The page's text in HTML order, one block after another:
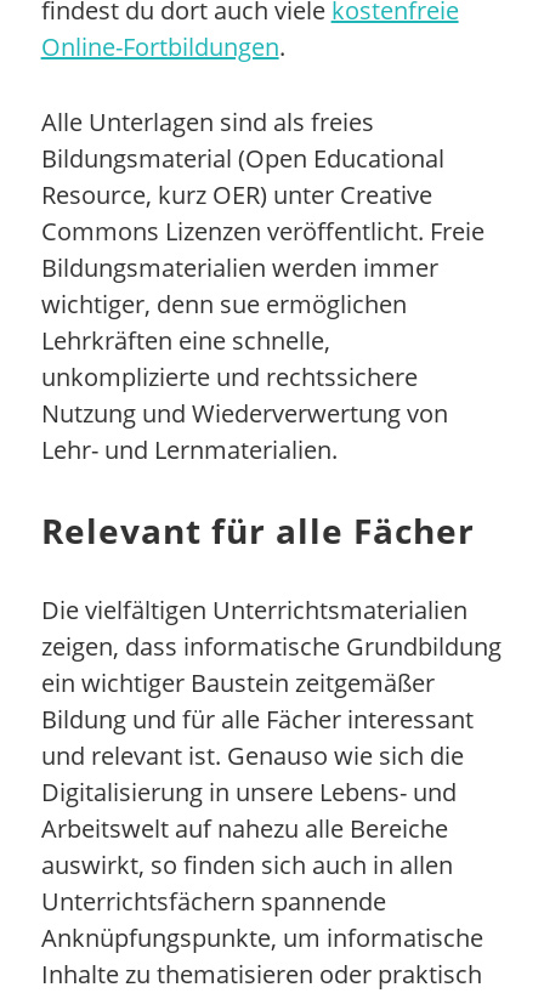
findest du dort auch viele kostenfreie
Online-Fortbildungen.
Alle Unterlagen sind als freies
Bildungsmaterial (Open Educational
Resource, kurz OER) unter Creative
Commons Lizenzen veröffentlicht. Freie
Bildungsmaterialien werden immer
wichtiger, denn sue ermöglichen
Lehrkräften eine schnelle,
unkomplizierte und rechtssichere
Nutzung und Wiederverwertung von
Lehr- und Lernmaterialien.
Relevant für alle Fächer
Die vielfältigen Unterrichtsmaterialien
zeigen, dass informatische Grundbildung
ein wichtiger Baustein zeitgemäßer
Bildung und für alle Fächer interessant
und relevant ist. Genauso wie sich die
Digitalisierung in unsere Lebens- und
Arbeitswelt auf nahezu alle Bereiche
auswirkt, so finden sich auch in allen
Unterrichtsfächern spannende
Anknüpfungspunkte, um informatische
Inhalte zu thematisieren oder praktisch